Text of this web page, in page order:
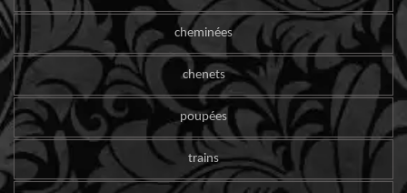
cheminées
chenets
poupées
trains